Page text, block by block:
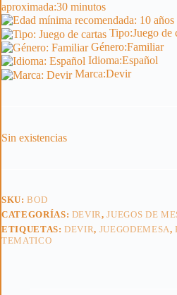
aproximada:30 minutos
Tipo:Juego de
Género:Familiar
Idioma:Español
Marca:Devir
Sin existencias
SKU:BOD
CATEGORÍAS: DEVIR,JUEGOS DE
ETIQUETAS:DEVIR, JUEGODEMESA,
TEMATICO